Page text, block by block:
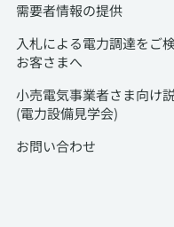
需要者情報の提供
入札による電力調達をご
お客さまへ
小売電気事業者さま向け
(電力設備見学会)
お問い合わせ